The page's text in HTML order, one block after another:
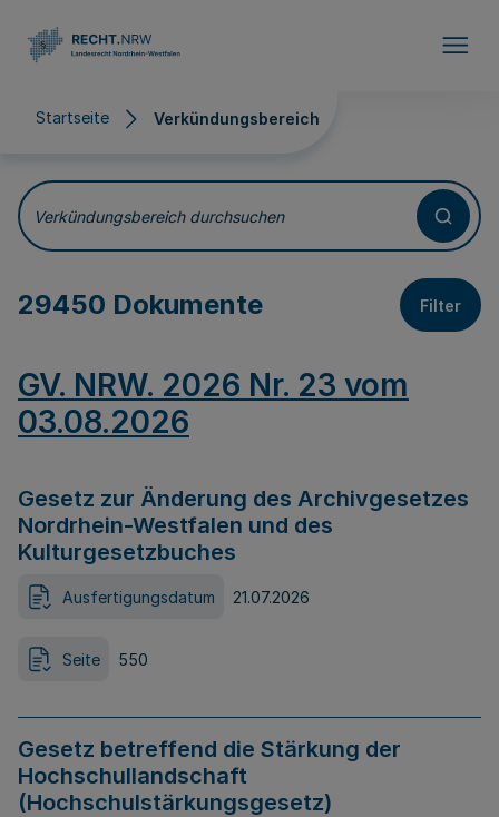
Startseite Verkündungsbereich
Verkündungsbereich
Verkündungsbereich durchsuchen
29450 Dokumente Filter
GV. NRW. 2026 Nr. 23 vom
03.08.2026
Gesetz zur Änderung des Archivgesetzes
Nordrhein-Westfalen und des
Kulturgesetzbuches
Ausfertigungsdatum 21.07.2026
Seite 550
Gesetz betreffend die Stärkung der
Hochschullandschaft
(Hochschulstärkungsgesetz)